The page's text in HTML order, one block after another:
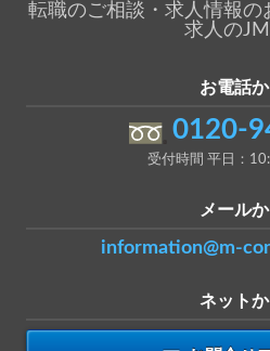
転職のご相談・求人情報の
求人の
お電話
0120-
受付時間 平日：
メール
information@m-
ネットか